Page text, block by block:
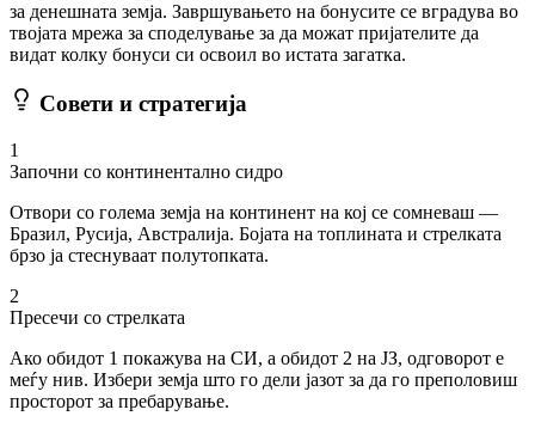
за денешната земја. Завршувањето на бонусите се вградува во
твојата мрежа за споделување за да можат пријателите да
видат колку бонуси си освоил во истата загатка.
Совети и стратегија
1
Започни со континентално сидро
Отвори со голема земја на континент на кој се сомневаш —
Бразил, Русија, Австралија. Бојата на топлината и стрелката
брзо ја стеснуваат полутопката.
2
Пресечи со стрелката
Ако обидот 1 покажува на СИ, а обидот 2 на ЈЗ, одговорот е
меѓу нив. Избери земја што го дели јазот за да го преполовиш
просторот за пребарување.